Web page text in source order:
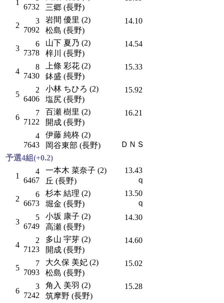
1
6732
三郷 (長野)
2
3
7092
岩間 優里 (2)
松島 (長野)
14.10
3
6
7378
山下 夏乃 (2)
梓川 (長野)
14.54
4
8
7430
上條 彩花 (2)
鉢盛 (長野)
15.33
5
2
6406
小林 ちひろ (2)
塩尻 (長野)
15.92
6
7
7122
百瀬 樹里 (2)
開成 (長野)
16.21
4
7643
伊藤 純柊 (2)
岡谷東部 (長野)
ＤＮＳ
予選4組(+0.2)
1
4
6467
一本木 菜奈子 (2)
丘 (長野)
13.43
ｑ
2
6
6673
杉本 結理 (2)
堀金 (長野)
13.50
ｑ
3
5
6749
小坂 康子 (2)
高瀬 (長野)
14.30
4
2
7123
多山 宇芽 (2)
開成 (長野)
14.60
5
7
7093
大久保 美妃 (2)
松島 (長野)
15.02
6
3
7242
角入 美羽 (2)
筑摩野 (長野)
15.28